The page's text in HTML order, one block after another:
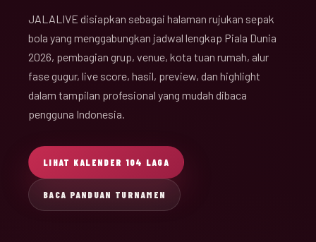
JALALIVE disiapkan sebagai halaman rujukan sepak
bola yang menggabungkan jadwal lengkap Piala Dunia
2026, pembagian grup, venue, kota tuan rumah, alur
fase gugur, live score, hasil, preview, dan highlight
dalam tampilan profesional yang mudah dibaca
pengguna Indonesia.
LIHAT KALENDER 104 LAGA
BACA PANDUAN TURNAMEN